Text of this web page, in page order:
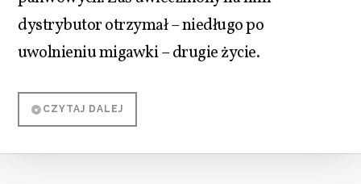
dystrybutor otrzymał – niedługo po
uwolnieniu migawki – drugie życie.
CZYTAJ DALEJ